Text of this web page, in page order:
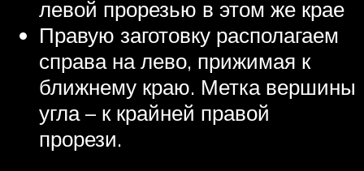
левой прорезью в этом же крае
Правую заготовку располагаем
справа на лево, прижимая к
ближнему краю. Метка вершины
угла – к крайней правой
прорези.